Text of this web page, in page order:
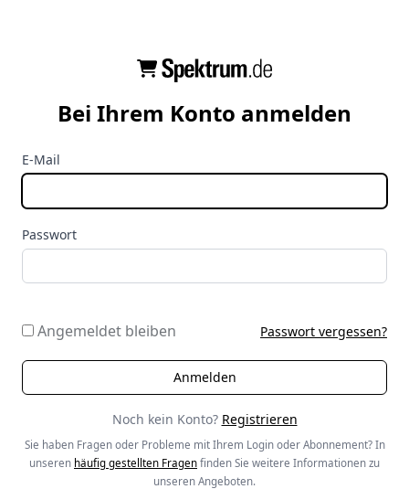
Bei Ihrem Konto anmelden
E-Mail
Passwort
Angemeldet bleiben Passwort vergessen?
Noch kein Konto? Registrieren
Sie haben Fragen oder Probleme mit Ihrem Login oder Abonnement? In
unseren häufig gestellten Fragen finden Sie weitere Informationen zu
unseren Angeboten.